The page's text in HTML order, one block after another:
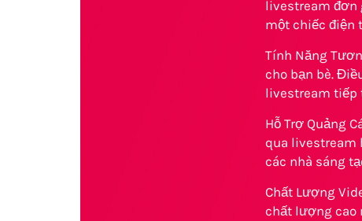
livestream đơn
một chiếc điện
Tính Năng
cho bạn bè.
livestream tiếp
Hỗ Trợ Quảng
qua livestream
các nhà sáng
Chất Lượng
chất lượng cao